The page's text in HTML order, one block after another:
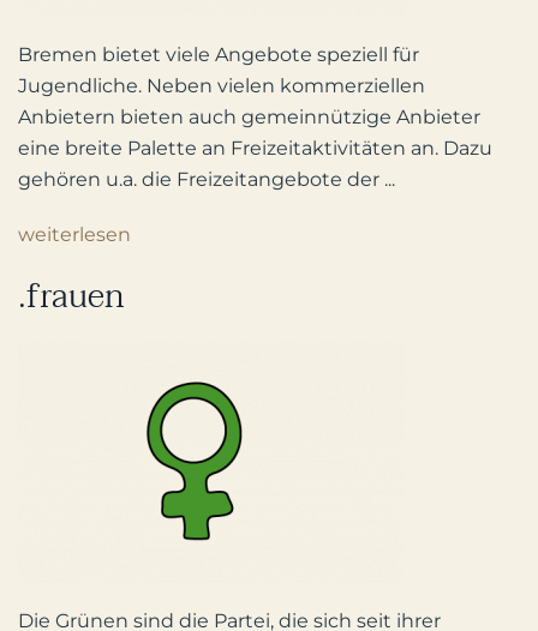
Bremen bietet viele Angebote speziell für
Jugendliche. Neben vielen kommerziellen
Anbietern bieten auch gemeinnützige Anbieter
eine breite Palette an Freizeitaktivitäten an. Dazu
gehören u.a. die Freizeitangebote der ...
weiterlesen
.frauen
Die Grünen sind die Partei, die sich seit ihrer